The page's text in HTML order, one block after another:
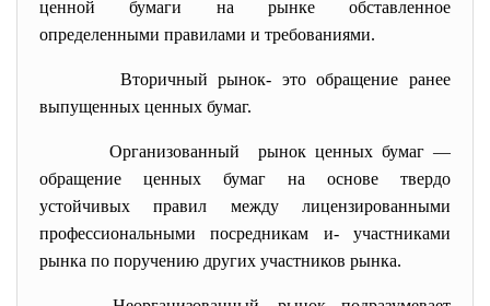
ценной бумаги на рынке обставленное
определенными правилами и требованиями.
Вторичный рынок- это обращение ранее
выпущенных ценных бумаг.
Организованный рынок ценных бумаг —
обращение ценных бумаг на основе твердо
устойчивых правил между лицензированными
профессиональными посредникам и- участниками
рынка по поручению других участников рынка.